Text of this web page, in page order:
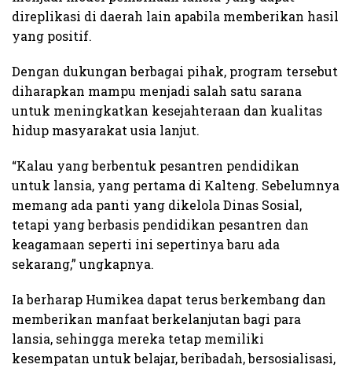
direplikasi di daerah lain apabila memberikan hasil
yang positif.
Dengan dukungan berbagai pihak, program tersebut
diharapkan mampu menjadi salah satu sarana
untuk meningkatkan kesejahteraan dan kualitas
hidup masyarakat usia lanjut.
“Kalau yang berbentuk pesantren pendidikan
untuk lansia, yang pertama di Kalteng. Sebelumnya
memang ada panti yang dikelola Dinas Sosial,
tetapi yang berbasis pendidikan pesantren dan
keagamaan seperti ini sepertinya baru ada
sekarang,” ungkapnya.
Ia berharap Humikea dapat terus berkembang dan
memberikan manfaat berkelanjutan bagi para
lansia, sehingga mereka tetap memiliki
kesempatan untuk belajar, beribadah, bersosialisasi,